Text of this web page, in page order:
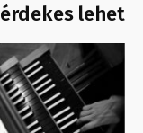
érdekes lehet